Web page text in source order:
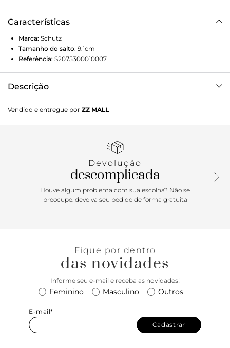
Características
Marca: Schutz
Tamanho do salto: 9.1cm
Referência: S2075300010007
Descrição
o salto em shape diferenciado e o bico quadrado, formato
que surge como uma das maiores tendências desse verão!
alfaiataria e jeans a produções com vestidos esvoaçantes e
cool do mood 90’s! Aposte!
Vendido e entregue por ZZ MALL
Devolução
descomplicada
Houve algum problema com sua escolha? Não se
preocupe: devolva seu pedido de forma gratuita
Fique por dentro
das novidades
Informe seu e-mail e receba as novidades!
Feminino Masculino Outros
E-mail*
Cadastrar